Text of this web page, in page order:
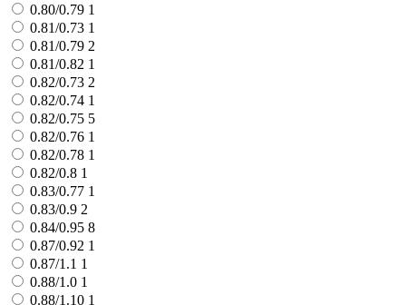
0.80/0.79 1
0.81/0.73 1
0.81/0.79 2
0.81/0.82 1
0.82/0.73 2
0.82/0.74 1
0.82/0.75 5
0.82/0.76 1
0.82/0.78 1
0.82/0.8 1
0.83/0.77 1
0.83/0.9 2
0.84/0.95 8
0.87/0.92 1
0.87/1.1 1
0.88/1.0 1
0.88/1.10 1